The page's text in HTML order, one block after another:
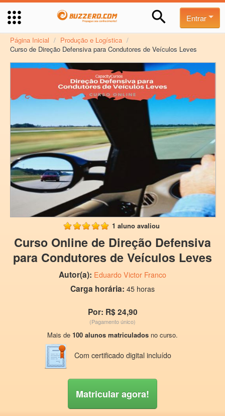
Entrar
Página Inicial / Produção e Logística /
Curso de Direção Defensiva para Condutores de Veículos Leves
1 aluno avaliou
Curso Online de Direção Defensiva
para Condutores de Veículos Leves
Autor(a): Eduardo Victor Franco
Carga horária: 45 horas
Por: R$ 24,90
(Pagamento único)
Mais de 100 alunos matriculados no curso.
Com certificado digital incluído
Matricular agora!